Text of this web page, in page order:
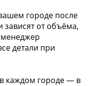
городе после
зависят от объёма,
менеджер
детали при
каждом городе — в